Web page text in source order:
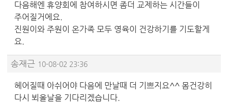
다음해엔 휴양회에 참여하시면 좀더 교제하는 시간들이
주어질거에요.
진원이와 주원이 온가족 모두 영육이 건강하기를 기도할게
요.
송재근 10-08-02 23:36
헤어질때 아쉬어야 다음에 만날때 더 기쁘지요^^ 몸건강히
다시 뵈올날을 기다리겠습니다.